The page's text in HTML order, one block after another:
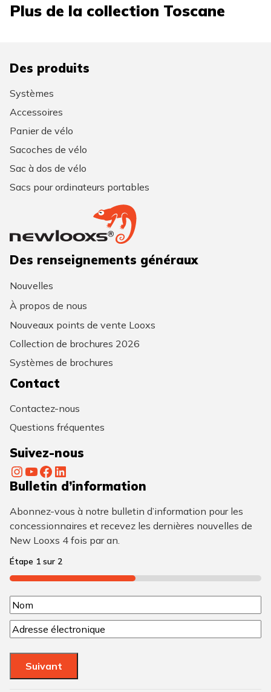
Plus de la collection Toscane
Des produits
Systèmes
Accessoires
Panier de vélo
Sacoches de vélo
Sac à dos de vélo
Sacs pour ordinateurs portables
Des renseignements généraux
Nouvelles
À propos de nous
Nouveaux points de vente Looxs
Collection de brochures 2026
Systèmes de brochures
Contact
Contactez-nous
Questions fréquentes
Suivez-nous
InstagramYouTube Facebook LinkedIn
Bulletin d’information
Abonnez-vous à notre bulletin d’information pour les
concessionnaires et recevez les dernières nouvelles de
New Looxs 4 fois par an.
Étape 1 sur 2
50%
N
o
m
N
N
o
m
C
o
u
Suivant